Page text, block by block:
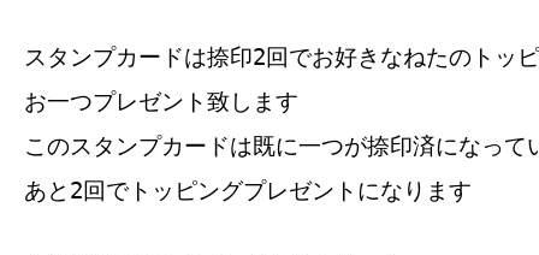
スタンプカードは捺印2回でお好きなねたのトッ
お一つプレゼント致します
このスタンプカードは既に一つが捺印済になって
あと2回でトッピングプレゼントになります